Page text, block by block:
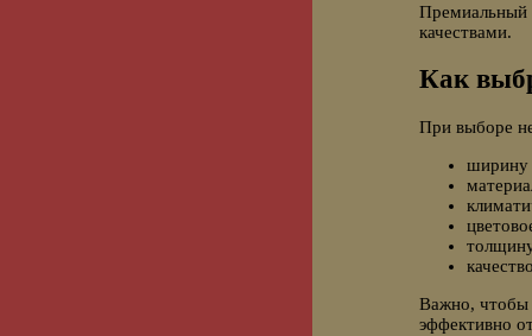
Премиальный
качествами.
Как
При выборе
ширину
Важно, чтобы
эффективно